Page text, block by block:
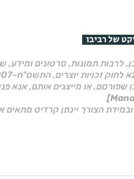
של רביבו
לרבות תמונות, סרטונים
שפורסם, או מייצגים אותם, אנא
הצורך יינתן קרדיט מתאים